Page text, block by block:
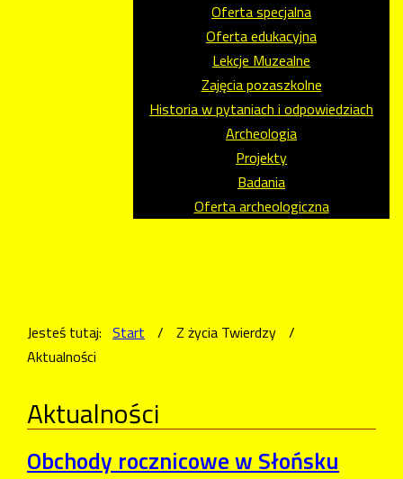
Oferta specjalna
Oferta edukacyjna
Lekcje Muzealne
Zajęcia pozaszkolne
Historia w pytaniach i odpowiedziach
Archeologia
Projekty
Badania
Oferta archeologiczna
Jesteś tutaj: Start / Z życia Twierdzy /
Aktualności
Aktualności
Obchody rocznicowe w Słońsku